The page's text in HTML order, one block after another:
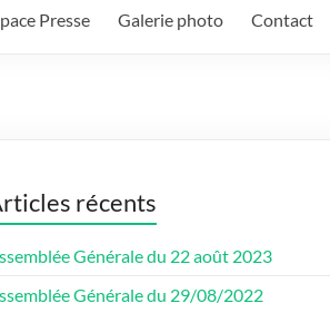
Presse Galerie photo Contact
récents
Générale du 22 août 2023
Générale du 29/08/2022